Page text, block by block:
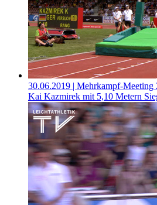
30.06.2019 | Mehrkampf-
Kai Kazmirek mit 5,10 Metern